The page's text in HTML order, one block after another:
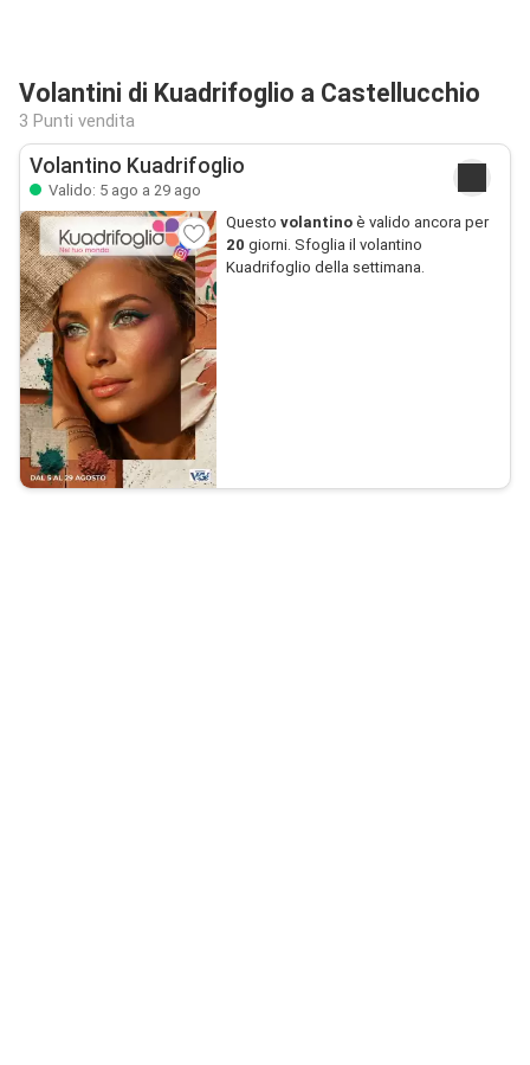
Volantini di Kuadrifoglio a Castellucchio
3 Punti vendita
Volantino Kuadrifoglio
Valido: 5 ago a 29 ago
Questo volantinoè valido ancora per
20 giorni. Sfoglia il volantino
Kuadrifoglio della settimana.